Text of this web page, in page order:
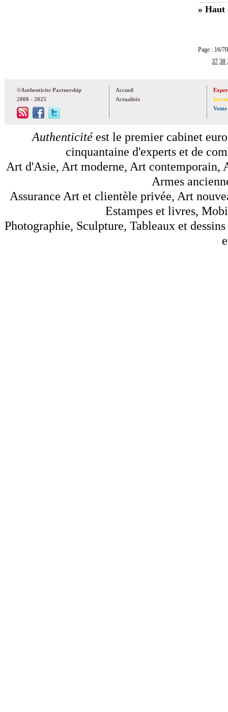
» Haut
Page :
37 38
©Authenticite Partnership
2008 - 2025
Accueil
Actualités
Vente
Authenticitéest le premier cabinet
cinquantaine d'experts et de
Art d'Asie, Art moderne, Art contemporain,
Armes
Assurance Art et clientèle privée, Art
Estampes et livres,
Photographie, Sculpture, Tableaux et